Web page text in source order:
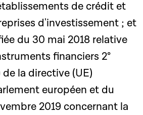
de crédit et
d'investissement ; et
du 30 mai 2018 relative
financiers 2°
la directive (UE)
européen et du
2019 concernant la